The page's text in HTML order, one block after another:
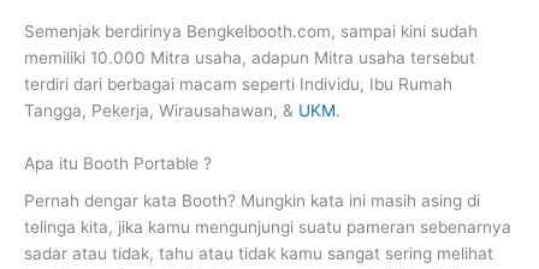
Semenjak berdirinya Bengkelbooth.com, sampai kini sudah
memiliki 10.000 Mitra usaha, adapun Mitra usaha tersebut
terdiri dari berbagai macam seperti Individu, Ibu Rumah
Tangga, Pekerja, Wirausahawan, & UKM.
Apa itu Booth Portable ?
Pernah dengar kata Booth? Mungkin kata ini masih asing di
telinga kita, jika kamu mengunjungi suatu pameran sebenarnya
sadar atau tidak, tahu atau tidak kamu sangat sering melihat